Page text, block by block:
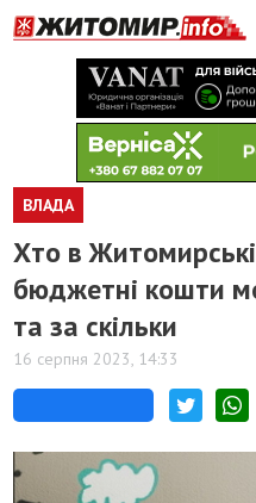
ВЛАДА
Хто в
бюджетні кошти
та за скільки
16 серпня 2023, 14:33